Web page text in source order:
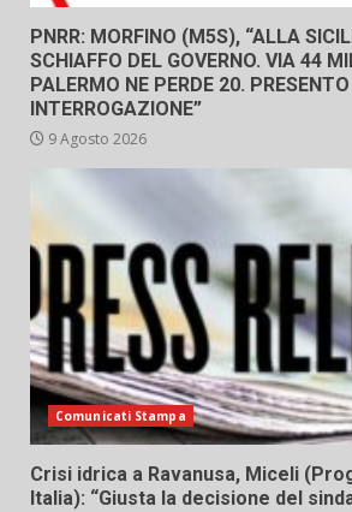
PNRR: MORFINO (M5S), “ALLA
SCHIAFFO DEL GOVERNO. VIA 44
PALERMO NE PERDE 20. PRESENTO
INTERROGAZIONE”
9 Agosto 2026
Comunicati Stampa
Crisi idrica a Ravanusa, Miceli
Italia): “Giusta la decisione del